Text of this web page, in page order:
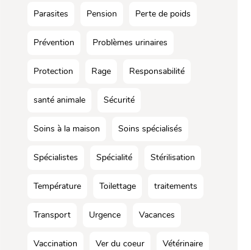
Parasites Pension Perte de poids
Prévention Problèmes urinaires
Protection Rage Responsabilité
santé animale Sécurité
Soins à la maison Soins spécialisés
Spécialistes Spécialité Stérilisation
Température Toilettage traitements
Transport Urgence Vacances
Vaccination Ver du coeur Vétérinaire